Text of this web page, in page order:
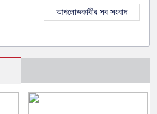
আপলোডকারীর সব সংবাদ